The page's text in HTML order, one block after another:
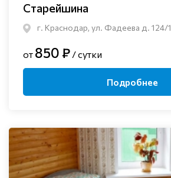
Старейшина
г. Краснодар, ул. Фадеева д. 124/1
от 850 ₽ / сутки
Подробнее